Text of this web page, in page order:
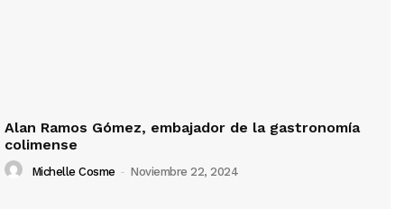
Alan Ramos Gómez, embajador de la gastronomía
colimense
Michelle Cosme - Noviembre 22, 2024